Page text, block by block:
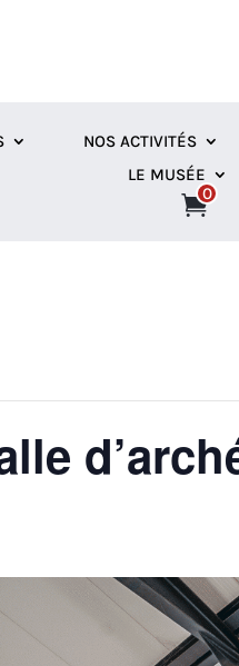
NOS ACTIVITÉS
LE MUSÉE
0